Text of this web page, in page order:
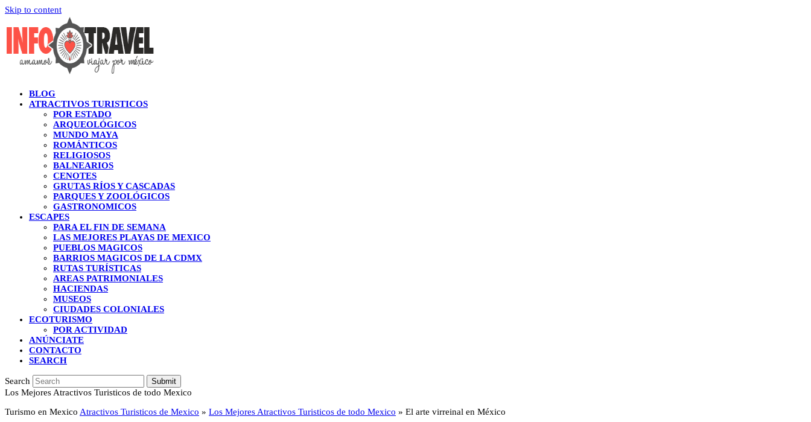
Skip to content
BLOG
ATRACTIVOS TURISTICOS
POR ESTADO
ARQUEOLÓGICOS
MUNDO MAYA
ROMÁNTICOS
RELIGIOSOS
BALNEARIOS
CENOTES
GRUTAS RÍOS Y CASCADAS
PARQUES Y ZOOLÓGICOS
GASTRONOMICOS
ESCAPES
PARA EL FIN DE SEMANA
LAS MEJORES PLAYAS DE MEXICO
PUEBLOS MAGICOS
BARRIOS MAGICOS DE LA CDMX
RUTAS TURÍSTICAS
AREAS PATRIMONIALES
HACIENDAS
MUSEOS
CIUDADES COLONIALES
ECOTURISMO
POR ACTIVIDAD
ANÚNCIATE
CONTACTO
SEARCH
Search Submit
Los Mejores Atractivos Turisticos de todo Mexico
Turismo en Mexico Atractivos Turisticos de Mexico » Los Mejores Atractivos Turisticos de todo Mexico » El arte virreinal en México